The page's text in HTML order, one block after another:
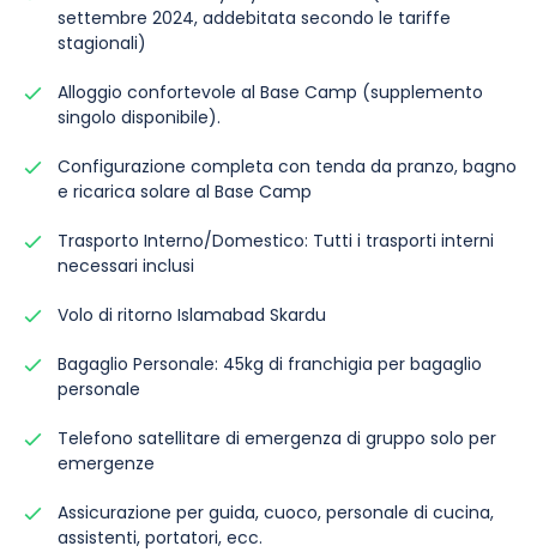
settembre 2024, addebitata secondo le tariffe
stagionali)
Alloggio confortevole al Base Camp (supplemento
singolo disponibile).
Configurazione completa con tenda da pranzo, bagno
e ricarica solare al Base Camp
Trasporto Interno/Domestico: Tutti i trasporti interni
necessari inclusi
Volo di ritorno Islamabad Skardu
Bagaglio Personale: 45kg di franchigia per bagaglio
personale
Telefono satellitare di emergenza di gruppo solo per
emergenze
Assicurazione per guida, cuoco, personale di cucina,
assistenti, portatori, ecc.